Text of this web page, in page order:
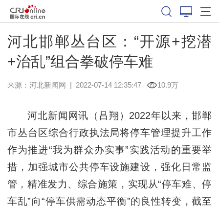
河北邯郸丛台区：“开源+挖潜
+治乱”组合拳破停车难
来源： 河北新闻网 | 2022-07-14 12:35:47 10.9万
河北新闻网讯（吕翔）2022年以来，邯郸
市丛台区综合行政执法局将停车管理提升工作
作为推进“我为群众办实事”实践活动的重要举
措，加强城市公共停车设施建设，强化日常监
管，精准发力、综合施策，实现从“停车难、停
车乱”向“停车供需动态平衡”的良性转变，截至